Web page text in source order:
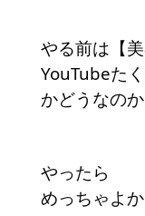
やる前は【
YouTubeた
かどうなの
やったら
めっちゃよか